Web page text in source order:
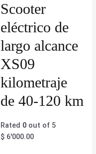
Scooter
eléctrico de
largo alcance
XS09
kilometraje
de 40-120 km
Rated 0out of 5
$6'000.00